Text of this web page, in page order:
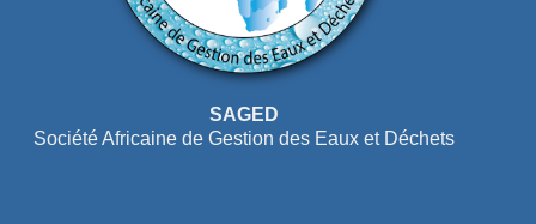
SAGED
Société Africaine de Gestion des Eaux et Déchets